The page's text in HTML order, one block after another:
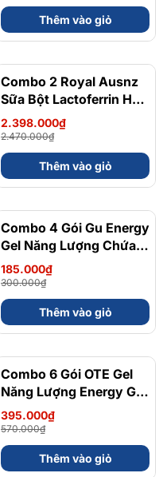
Thêm vào giỏ
- 3%
Combo 2 Royal Ausnz
Sữa Bột Lactoferrin Hỗ
Trợ Tiêu Hóa, Tăng
Cường Miễn Dịch
Bifidobacteriumanimalis
(Bb-12) 50 Gói x 2g
2.398.000₫
2.470.000₫
Thêm vào giỏ
- 38%
Combo 4 Gói Gu Energy
Gel Năng Lượng Chứa
Caffein Vị Trái Cây Dễ
Ăn Gói 32 Gam
185.000₫
300.000₫
Thêm vào giỏ
- 31%
Combo 6 Gói OTE Gel
Năng Lượng Energy Gel
Kết Hợp Carbohydrate
Điện Giải 56gram 82kcal
395.000₫
570.000₫
Thêm vào giỏ